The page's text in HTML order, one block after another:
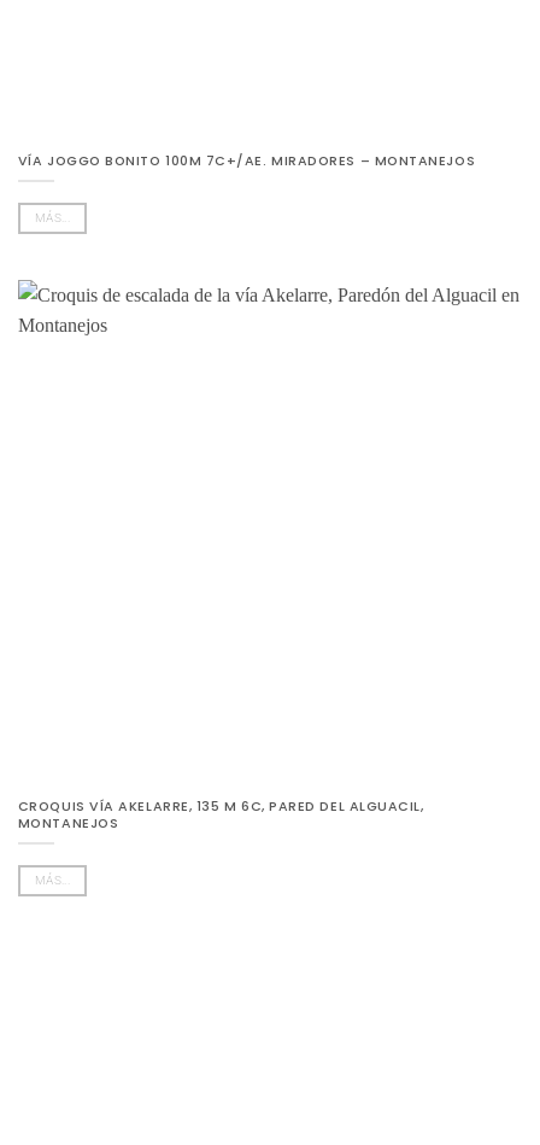
VÍA JOGGO BONITO 100M 7C+/AE. MIRADORES – MONTANEJOS
MÁS...
CROQUIS VÍA AKELARRE, 135 M 6C, PARED DEL ALGUACIL,
MONTANEJOS
MÁS...